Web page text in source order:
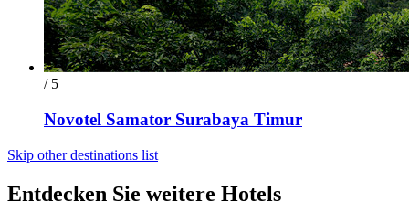
/ 5
Novotel Samator Surabaya Timur
Skip other destinations list
Entdecken Sie weitere Hotels